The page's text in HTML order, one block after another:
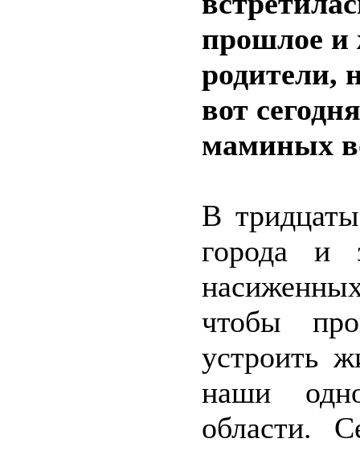
прошлое и
родители,
вот
маминых
В
города и
чтобы
устроить
наши
области.